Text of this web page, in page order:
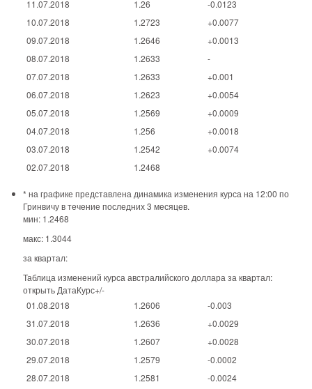
11.07.2018 1.26
-0.0123
10.07.2018
1.2723
+0.0077
09.07.2018
1.2646
+0.0013
08.07.2018
1.2633
-
07.07.2018
1.2633
+0.001
06.07.2018
1.2623
+0.0054
05.07.2018
1.2569
+0.0009
04.07.2018
1.256
+0.0018
03.07.2018
1.2542
+0.0074
02.07.2018
1.2468
* на графике представлена динамика изменения курса на 12:00 по
Гринвичу в течение последних 3 месяцев.
мин: 1.2468
макс: 1.3044
за квартал:
Таблица изменений курса австралийского доллара за квартал:
открыть ДатаКурс+/-
01.08.2018
1.2606
-0.003
31.07.2018
1.2636
+0.0029
30.07.2018
1.2607
+0.0028
29.07.2018
1.2579
-0.0002
28.07.2018
1.2581
-0.0024